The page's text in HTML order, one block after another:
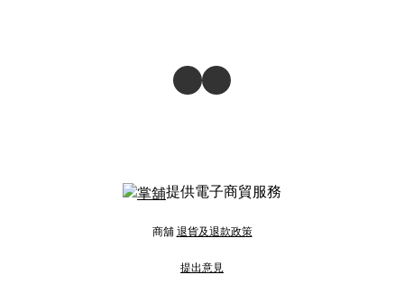
提供電子商貿服務
商舖 退貨及退款政策
提出意見